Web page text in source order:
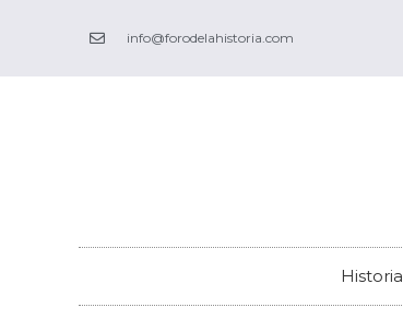
info@forodelahistoria.com
Historia